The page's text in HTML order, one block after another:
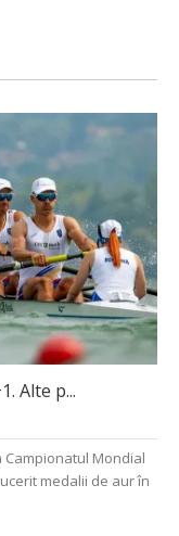
Alte p...
Mondial
medalii de aur în